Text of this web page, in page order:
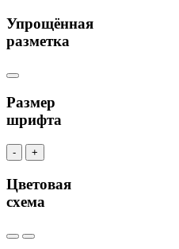
Упрощённая
разметка
Размер
шрифта
- +
Цветовая
схема